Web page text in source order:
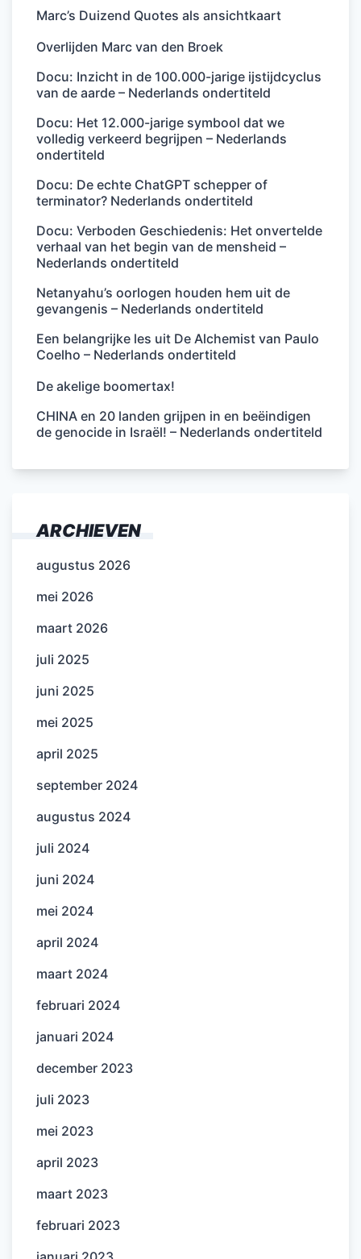
Marc’s Duizend Quotes als ansichtkaart
Overlijden Marc van den Broek
Docu: Inzicht in de 100.000-jarige ijstijdcyclus
van de aarde – Nederlands ondertiteld
Docu: Het 12.000-jarige symbool dat we
volledig verkeerd begrijpen – Nederlands
ondertiteld
Docu: De echte ChatGPT schepper of
terminator? Nederlands ondertiteld
Docu: Verboden Geschiedenis: Het onvertelde
verhaal van het begin van de mensheid –
Nederlands ondertiteld
Netanyahu’s oorlogen houden hem uit de
gevangenis – Nederlands ondertiteld
Een belangrijke les uit De Alchemist van Paulo
Coelho – Nederlands ondertiteld
De akelige boomertax!
CHINA en 20 landen grijpen in en beëindigen
de genocide in Israël! – Nederlands ondertiteld
ARCHIEVEN
augustus 2026
mei 2026
maart 2026
juli 2025
juni 2025
mei 2025
april 2025
september 2024
augustus 2024
juli 2024
juni 2024
mei 2024
april 2024
maart 2024
februari 2024
januari 2024
december 2023
juli 2023
mei 2023
april 2023
maart 2023
februari 2023